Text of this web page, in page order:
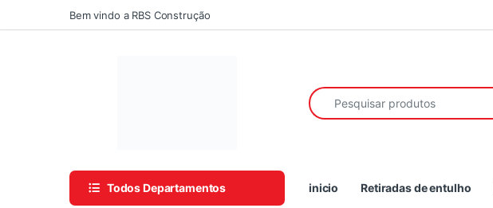
Skip to navigation
Skip to contentBem vindo a RBS Construção
Search for:
Todos Departamentos inicio Retiradas de entulho